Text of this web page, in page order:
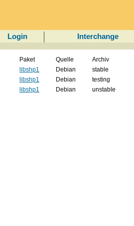
Login Interchange
Paket
Quelle Archiv
libshp1
Debian stable
libshp1
Debian testing
libshp1
Debian unstable